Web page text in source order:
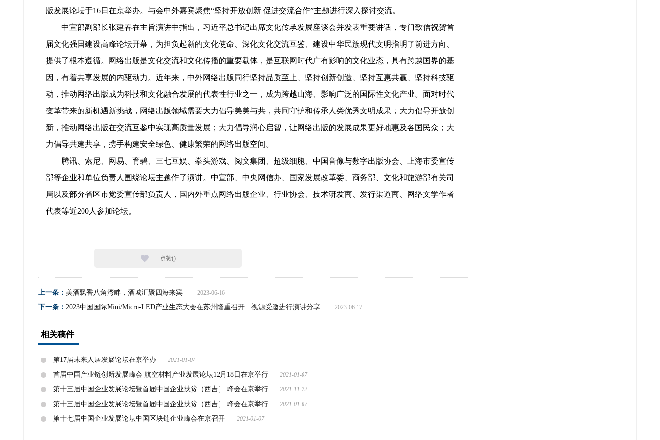
版发展论坛于16日在京举办。与会中外嘉宾聚焦“坚持开放创新 促进交流合作”主题进行深入探讨交流。
中宣部副部长张建春在主旨演讲中指出，习近平总书记出席文化传承发展座谈会并发表重要讲话，专门致信祝贺首
届文化强国建设高峰论坛开幕，为担负起新的文化使命、深化文化交流互鉴、建设中华民族现代文明指明了前进方向、
提供了根本遵循。网络出版是文化交流和文化传播的重要载体，是互联网时代广有影响的文化业态，具有跨越国界的基
因，有着共享发展的内驱动力。近年来，中外网络出版同行坚持品质至上、坚持创新创造、坚持互惠共赢、坚持科技驱
动，推动网络出版成为科技和文化融合发展的代表性行业之一，成为跨越山海、影响广泛的国际性文化产业。面对时代
变革带来的新机遇新挑战，网络出版领域需要大力倡导美美与共，共同守护和传承人类优秀文明成果；大力倡导开放创
新，推动网络出版在交流互鉴中实现高质量发展；大力倡导润心启智，让网络出版的发展成果更好地惠及各国民众；大
力倡导共建共享，携手构建安全绿色、健康繁荣的网络出版空间。
腾讯、索尼、网易、育碧、三七互娱、拳头游戏、阅文集团、超级细胞、中国音像与数字出版协会、上海市委宣传
部等企业和单位负责人围绕论坛主题作了演讲。中宣部、中央网信办、国家发展改革委、商务部、文化和旅游部有关司
局以及部分省区市党委宣传部负责人，国内外重点网络出版企业、行业协会、技术研发商、发行渠道商、网络文学作者
代表等近200人参加论坛。
点赞()
上一条： 美酒飘香八角湾畔，酒城汇聚四海来宾 2023-06-16
下一条： 2023中国国际Mini/Micro-LED产业生态大会在苏州隆重召开，视源受邀进行演讲分享 2023-06-17
相关稿件
第17届未来人居发展论坛在京举办 2021-01-07
首届中国产业链创新发展峰会 航空材料产业发展论坛12月18日在京举行 2021-01-07
第十三届中国企业发展论坛暨首届中国企业扶贫（西吉） 峰会在京举行 2021-11-22
第十三届中国企业发展论坛暨首届中国企业扶贫（西吉） 峰会在京举行 2021-01-07
第十七届中国企业发展论坛中国区块链企业峰会在京召开 2021-01-07